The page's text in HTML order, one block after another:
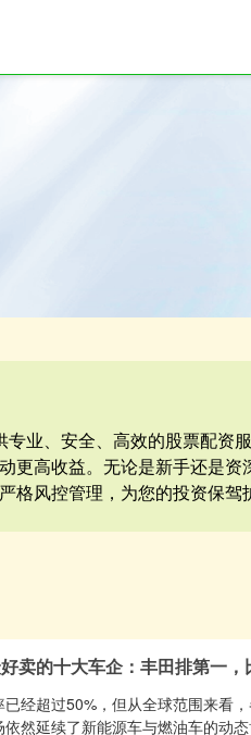
业、安全、高效的股票配资
更高收益。无论是新手还是资
格风控管理，为您的投资保驾
卖的十大车企：丰田排第一
经超过50%，但从全球范围来看
然延续了新能源车与燃油车的动